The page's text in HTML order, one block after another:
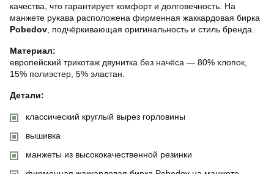
качества, что гарантирует комфорт и долговечность. На
манжете рукава расположена фирменная жаккардовая бирка
Pobedov , подчёркивающая оригинальность и стиль бренда.
Материал:
европейский трикотаж двунитка без начёса — 80% хлопок,
15% полиэстер, 5% эластан.
Детали:
классический круглый вырез горловины
вышивка
манжеты из высококачественной резинки